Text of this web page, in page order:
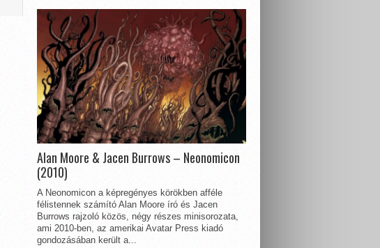
Alan Moore & Jacen Burrows – Neonomicon
(2010)
A Neonomicon a képregényes körökben afféle
félistennek számító Alan Moore író és Jacen
Burrows rajzoló közös, négy részes minisorozata,
ami 2010-ben, az amerikai Avatar Press kiadó
gondozásában került a...